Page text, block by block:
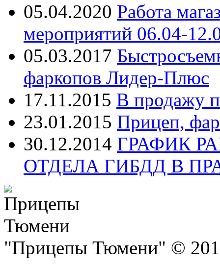
05.04.2020 Работа
мероприятий 06.04-
05.03.2017
фаркопов Лидер-Плюс
17.11.2015 В продажу
23.01.2015 Прицеп,
30.12.2014 ГРАФИК
ОТДЕЛА ГИБДД В
"Прицепы Тюмени" ©